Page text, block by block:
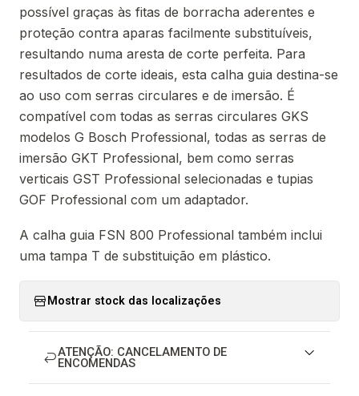
possível graças às fitas de borracha aderentes e
proteção contra aparas facilmente substituíveis,
resultando numa aresta de corte perfeita. Para
resultados de corte ideais, esta calha guia destina-se
ao uso com serras circulares e de imersão. É
compatível com todas as serras circulares GKS
modelos G Bosch Professional, todas as serras de
imersão GKT Professional, bem como serras
verticais GST Professional selecionadas e tupias
GOF Professional com um adaptador.
A calha guia FSN 800 Professional também inclui
uma tampa T de substituição em plástico.
Mostrar stock das localizações
ATENÇÃO: CANCELAMENTO DE
ENCOMENDAS